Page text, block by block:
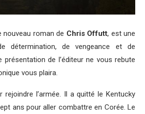
nouveau roman de Chris Offutt, est une
détermination, de vengeance et de
présentation de l’éditeur ne vous rebute
vous plaira.
rejoindre l’armée. Il a quitté le Kentucky
ans pour aller combattre en Corée. Le